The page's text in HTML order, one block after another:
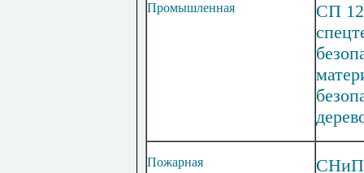
Промышленная
СП
Пожарная СНиП